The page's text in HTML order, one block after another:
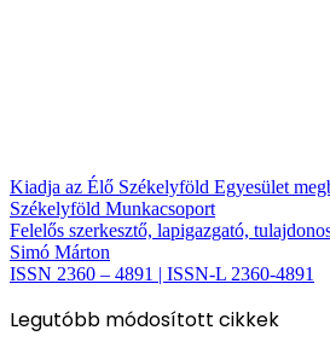
Kiadja az Élő Székelyföld Egyesület
Székelyföld Munkacsoport
Felelős szerkesztő, lapigazgató,
Simó Márton
ISSN 2360 – 4891 | ISSN-L 2360-4891
Legutóbb módosított cikkek